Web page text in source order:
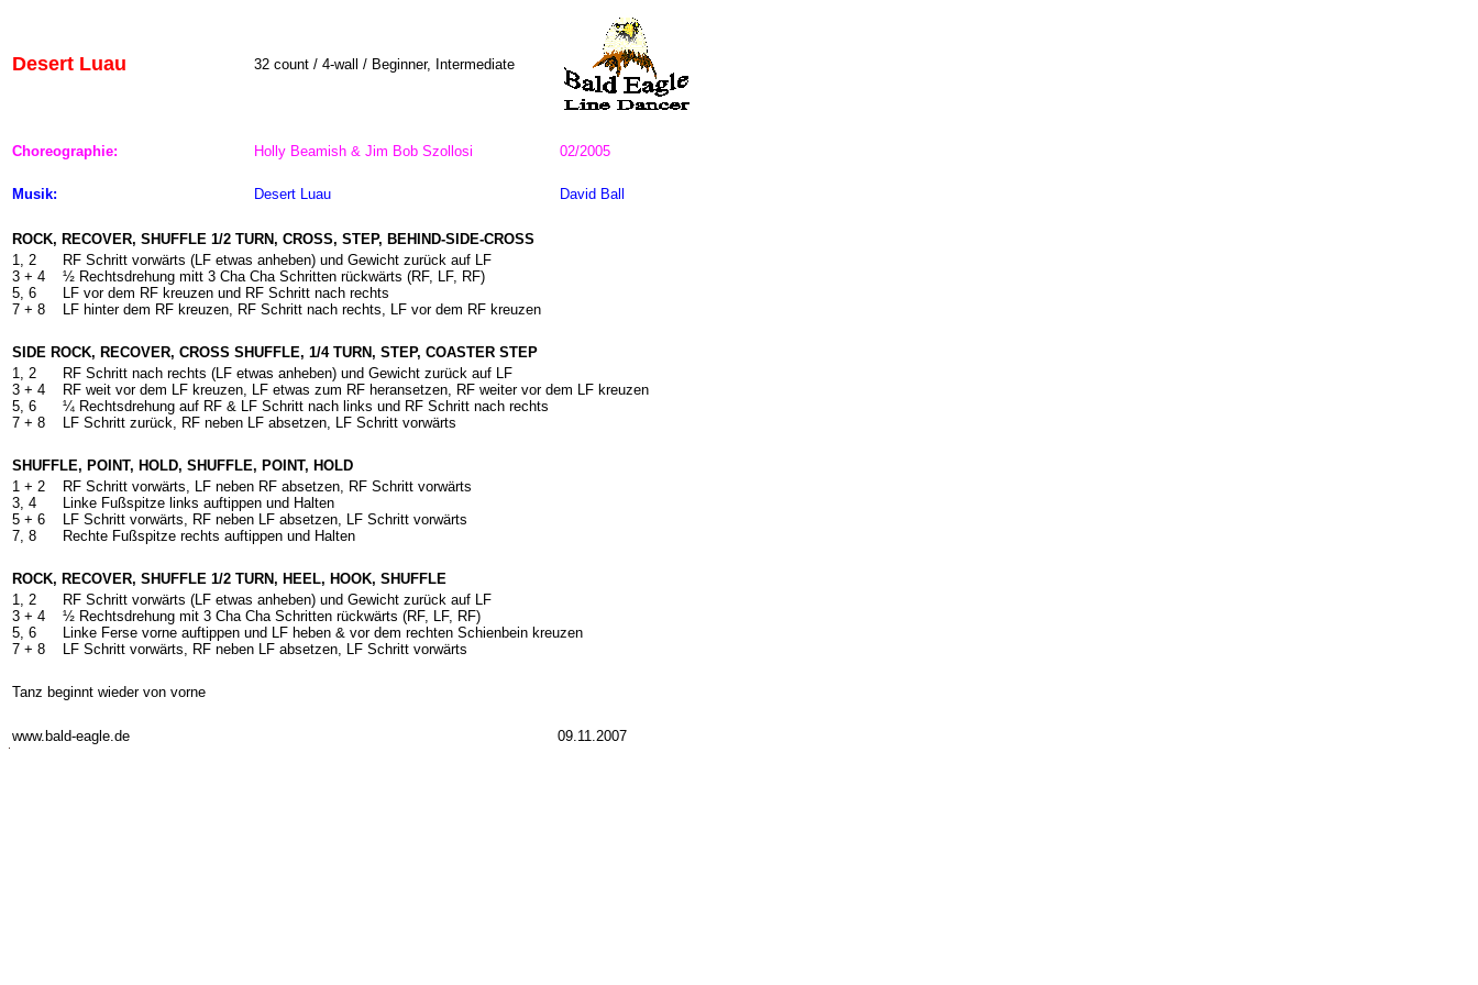
Desert Luau 32 count / 4-wall / Beginner, Intermediate
Choreographie: Holly Beamish & Jim Bob Szollosi 02/2005
Musik: Desert Luau David Ball
ROCK, RECOVER, SHUFFLE 1/2 TURN, CROSS, STEP, BEHIND-SIDE-CROSS
1, 2
3 + 4
5, 6
7 + 8
RF Schritt vorwärts (LF etwas anheben) und Gewicht zurück auf LF
½ Rechtsdrehung mitt 3 Cha Cha Schritten rückwärts (RF, LF, RF)
LF vor dem RF kreuzen und RF Schritt nach rechts
LF hinter dem RF kreuzen, RF Schritt nach rechts, LF vor dem RF kreuzen
SIDE ROCK, RECOVER, CROSS SHUFFLE, 1/4 TURN, STEP, COASTER STEP
1, 2
3 + 4
5, 6
7 + 8
RF Schritt nach rechts (LF etwas anheben) und Gewicht zurück auf LF
RF weit vor dem LF kreuzen, LF etwas zum RF heransetzen, RF weiter vor dem LF kreuzen
¼ Rechtsdrehung auf RF & LF Schritt nach links und RF Schritt nach rechts
LF Schritt zurück, RF neben LF absetzen, LF Schritt vorwärts
SHUFFLE, POINT, HOLD, SHUFFLE, POINT, HOLD
1 + 2
3, 4
5 + 6
7, 8
RF Schritt vorwärts, LF neben RF absetzen, RF Schritt vorwärts
Linke Fußspitze links auftippen und Halten
LF Schritt vorwärts, RF neben LF absetzen, LF Schritt vorwärts
Rechte Fußspitze rechts auftippen und Halten
ROCK, RECOVER, SHUFFLE 1/2 TURN, HEEL, HOOK, SHUFFLE
1, 2
3 + 4
5, 6
7 + 8
RF Schritt vorwärts (LF etwas anheben) und Gewicht zurück auf LF
½ Rechtsdrehung mit 3 Cha Cha Schritten rückwärts (RF, LF, RF)
Linke Ferse vorne auftippen und LF heben & vor dem rechten Schienbein kreuzen
LF Schritt vorwärts, RF neben LF absetzen, LF Schritt vorwärts
Tanz beginnt wieder von vorne
www.bald-eagle.de
09.11.2007